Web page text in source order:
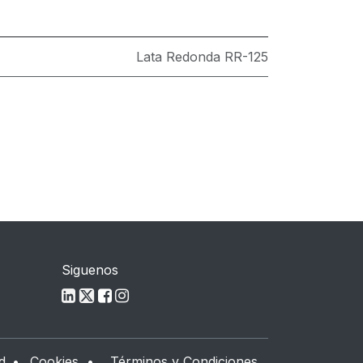
Lata Redonda RR-125
Siguenos